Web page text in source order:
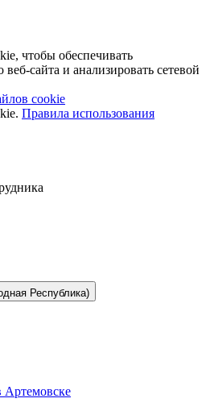
чтобы обеспечивать
сайта и анализировать сетевой
cookie
Правила использования
Республика)
Артемовске